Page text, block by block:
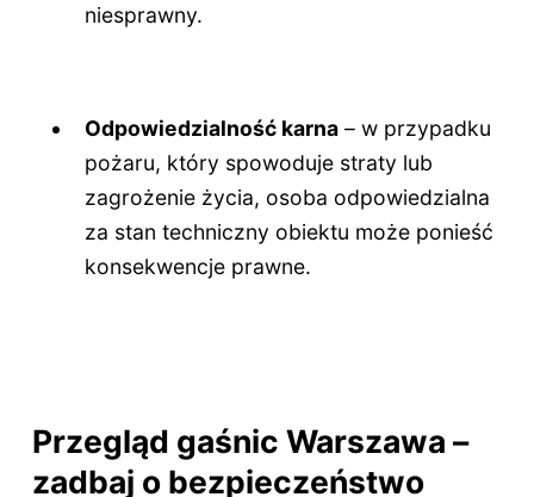
niesprawny.
Odpowiedzialność karna – w przypadku
pożaru, który spowoduje straty lub
zagrożenie życia, osoba odpowiedzialna
za stan techniczny obiektu może ponieść
konsekwencje prawne.
Przegląd gaśnic Warszawa –
zadbaj o bezpieczeństwo